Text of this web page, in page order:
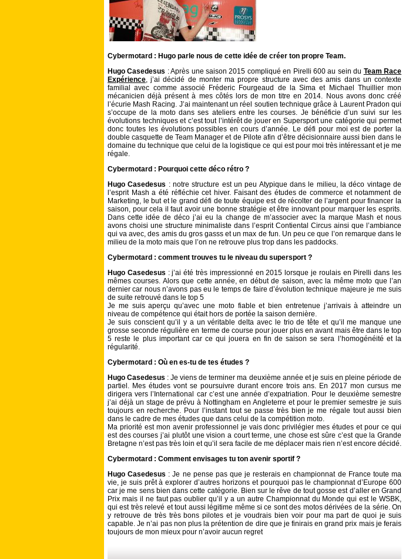
Cybermotard : Hugo parle nous de cette idée de créer ton propre Team.
Hugo Casedesus : Après une saison 2015 compliqué en Pirelli 600 au sein du Team Race
Expérience, j’ai décidé de monter ma propre structure avec des amis dans un contexte
familial avec comme associé Fréderic Fourgeaud de la Sima et Michael Thuillier mon
mécanicien déjà présent à mes côtés lors de mon titre en 2014. Nous avons donc créé
l’écurie Mash Racing. J’ai maintenant un réel soutien technique grâce à Laurent Pradon qui
s’occupe de la moto dans ses ateliers entre les courses. Je bénéficie d’un suivi sur les
évolutions techniques et c’est tout l’intérêt de jouer en Supersport une catégorie qui permet
donc toutes les évolutions possibles en cours d’année. Le défi pour moi est de porter la
double casquette de Team Manager et de Pilote afin d’être décisionnaire aussi bien dans le
domaine du technique que celui de la logistique ce qui est pour moi très intéressant et je me
régale.
Cybermotard : Pourquoi cette déco rétro ?
Hugo Casedesus : notre structure est un peu Atypique dans le milieu, la déco vintage de
l’esprit Mash a été réfléchie cet hiver. Faisant des études de commerce et notamment de
Marketing, le but et le grand défi de toute équipe est de récolter de l’argent pour financer la
saison, pour cela il faut avoir une bonne stratégie et être innovant pour marquer les esprits.
Dans cette idée de déco j’ai eu la change de m’associer avec la marque Mash et nous
avons choisi une structure minimaliste dans l’esprit Contiental Circus ainsi que l’ambiance
qui va avec, des amis du gros gasss et un max de fun. Un peu ce que l’on remarque dans le
milieu de la moto mais que l’on ne retrouve plus trop dans les paddocks.
Cybermotard : comment trouves tu le niveau du supersport ?
Hugo Casedesus : j’ai été très impressionné en 2015 lorsque je roulais en Pirelli dans les
mêmes courses. Alors que cette année, en début de saison, avec la même moto que l’an
dernier car nous n’avons pas eu le temps de faire d’évolution technique majeure je me suis
de suite retrouvé dans le top 5
Je me suis aperçu qu’avec une moto fiable et bien entretenue j’arrivais à atteindre un
niveau de compétence qui était hors de portée la saison dernière.
Je suis conscient qu’il y a un véritable delta avec le trio de tête et qu’il me manque une
grosse seconde régulière en terme de course pour jouer plus en avant mais être dans le top
5 reste le plus important car ce qui jouera en fin de saison se sera l’homogénéité et la
régularité.
Cybermotard : Où en es-tu de tes études ?
Hugo Casedesus : Je viens de terminer ma deuxième année et je suis en pleine période de
partiel. Mes études vont se poursuivre durant encore trois ans. En 2017 mon cursus me
dirigera vers l’International car c’est une année d’expatriation. Pour le deuxième semestre
j’ai déjà un stage de prévu à Nottingham en Angleterre et pour le premier semestre je suis
toujours en recherche. Pour l’instant tout se passe très bien je me régale tout aussi bien
dans le cadre de mes études que dans celui de la compétition moto.
Ma priorité est mon avenir professionnel je vais donc privilégier mes études et pour ce qui
est des courses j’ai plutôt une vision a court terme, une chose est sûre c’est que la Grande
Bretagne n’est pas très loin et qu’il sera facile de me déplacer mais rien n’est encore décidé.
Cybermotard : Comment envisages tu ton avenir sportif ?
Hugo Casedesus : Je ne pense pas que je resterais en championnat de France toute ma
vie, je suis prêt à explorer d’autres horizons et pourquoi pas le championnat d’Europe 600
car je me sens bien dans cette catégorie. Bien sur le rêve de tout gosse est d’aller en Grand
Prix mais il ne faut pas oublier qu’il y a un autre Championnat du Monde qui est le WSBK,
qui est très relevé et tout aussi légitime même si ce sont des motos dérivées de la série. On
y retrouve de très très bons pilotes et je voudrais bien voir pour ma part de quoi je suis
capable. Je n’ai pas non plus la prétention de dire que je finirais en grand prix mais je ferais
toujours de mon mieux pour n’avoir aucun regret